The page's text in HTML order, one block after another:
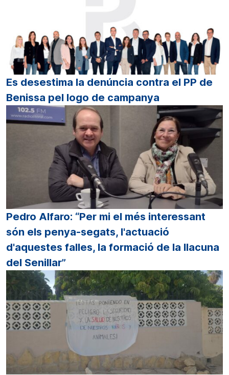
Es desestima la denúncia contra el PP de
Benissa pel logo de campanya
Pedro Alfaro: “Per mi el més interessant
són els penya-segats, l'actuació
d'aquestes falles, la formació de la llacuna
del Senillar”